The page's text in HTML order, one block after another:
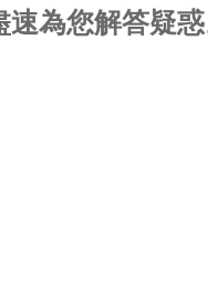
為您解答疑